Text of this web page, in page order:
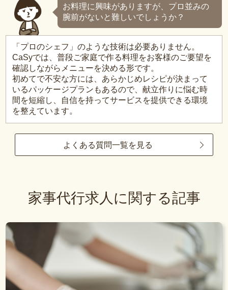
お料理に興味がありますが、プロ並みの
腕前がないと難しいでしょうか？
「プロのシェフ」のような技術は必要ありません。
CaSyでは、普段ご家庭で作る料理をお客様のご要望を
確認しながらメニューを決める形です。
初めてで不安な方には、あらかじめレシピが決まって
いるパッケージプランもあるので、献立作りに悩む時
間を短縮し、自信を持ってサービスを提供できる環境
を整えています。
よくある質問一覧を見る
家事代行求人に関する記事